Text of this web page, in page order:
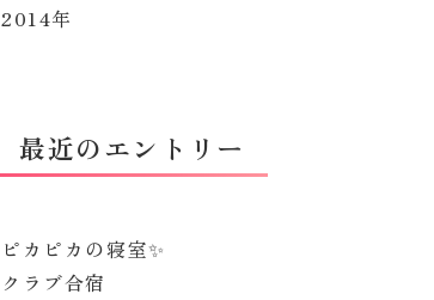
2014年
最近のエントリー
ピカピカの寝室✨
クラブ合宿